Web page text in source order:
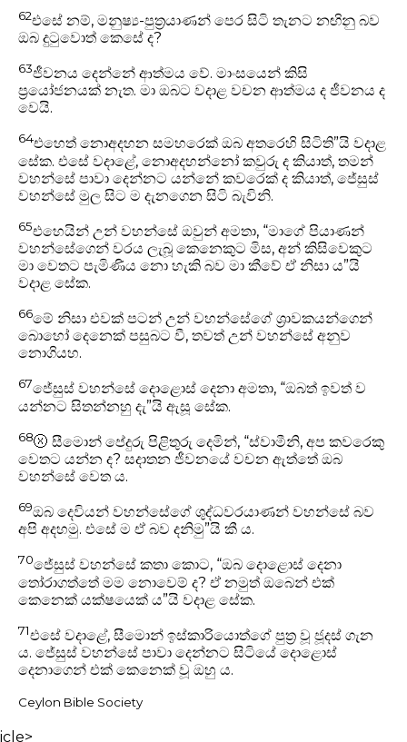
62එසේ නම්, මනුෂ්‍ය-පුත්‍රයාණන් පෙර සිටි තැනට නඟිනු බව
ඔබ දුටුවොත් කෙසේ ද?
63ජීවනය දෙන්නේ ආත්මය වේ. මාංසයෙන් කිසි
ප්‍රයෝජනයක් නැත. මා ඔබට වදාළ වචන ආත්මය ද ජීවනය ද
වෙයි.
64එහෙත් නොඅදහන සමහරෙක් ඔබ අතරෙහි සිටිති”යි වදාළ
සේක. එසේ වදාළේ, නොඅදහන්නෝ කවුරු ද කියාත්, තමන්
වහන්සේ පාවා දෙන්නට යන්නේ කවරෙක් ද කියාත්, ජේසුස්
වහන්සේ මුල සිට ම දැනගෙන සිටි බැවිනි.
65එහෙයින් උන් වහන්සේ ඔවුන් අමතා, “මාගේ පියාණන්
වහන්සේගෙන් වරය ලැබූ කෙනෙකුට මිස, අන් කිසිවෙකුට
මා වෙතට පැමිණිය නො හැකි බව මා කීවේ ඒ නිසා ය”යි
වදාළ සේක.
66මේ නිසා එවක් පටන් උන් වහන්සේගේ ශ්‍රාවකයන්ගෙන්
බොහෝ දෙනෙක් පසුබට වී, තවත් උන් වහන්සේ අනුව
නොගියහ.
67ජේසුස් වහන්සේ දොළොස් දෙනා අමතා, “ඔබත් ඉවත් ව
යන්නට සිතන්නහු දැ”යි ඇසූ සේක.
68ⓧ සීමොන් පේදුරු පිළිතුරු දෙමින්, “ස්වාමීනි, අප කවරෙකු
වෙතට යන්න ද? සදාතන ජීවනයේ වචන ඇත්තේ ඔබ
වහන්සේ වෙත ය.
69ඔබ දෙවියන් වහන්සේගේ ශුද්ධවරයාණන් වහන්සේ බව
අපි අදහමු. එසේ ම ඒ බව දනිමු”යි කී ය.
70ජේසුස් වහන්සේ කතා කොට, “ඔබ දොළොස් දෙනා
තෝරාගත්තේ මම නොවෙම් ද? ඒ නමුත් ඔබෙන් එක්
කෙනෙක් යක්ෂයෙක් ය”යි වදාළ සේක.
71එසේ වදාළේ, සීමොන් ඉස්කාරියොත්ගේ පුත්‍ර වූ ජූදස් ගැන
ය. ජේසුස් වහන්සේ පාවා දෙන්නට සිටියේ දොළොස්
දෙනාගෙන් එක් කෙනෙක් වූ ඔහු ය.
Ceylon Bible Society
icle>